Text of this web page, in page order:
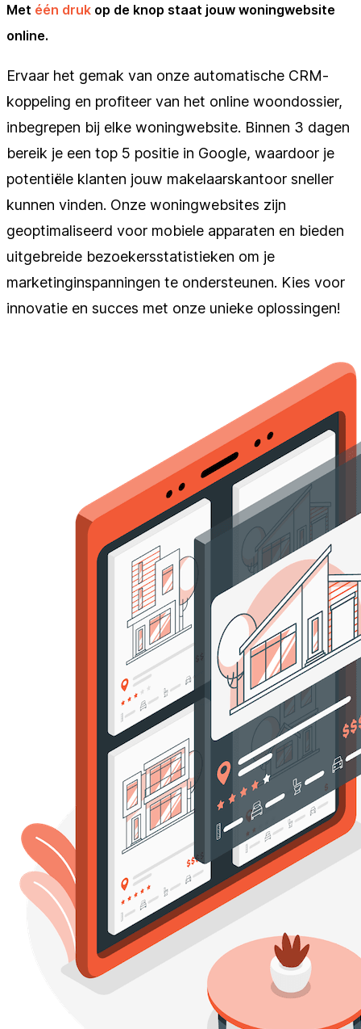
Met één druk op de knop staat jouw woningwebsite
online.
Ervaar het gemak van onze automatische CRM-
koppeling en profiteer van het online woondossier,
inbegrepen bij elke woningwebsite. Binnen 3 dagen
bereik je een top 5 positie in Google, waardoor je
potentiële klanten jouw makelaarskantoor sneller
kunnen vinden. Onze woningwebsites zijn
geoptimaliseerd voor mobiele apparaten en bieden
uitgebreide bezoekersstatistieken om je
marketinginspanningen te ondersteunen. Kies voor
innovatie en succes met onze unieke oplossingen!